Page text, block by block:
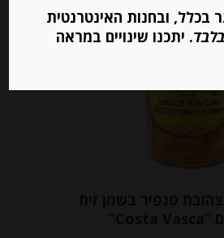
בכלל, ובחנות האינטרנטית
. יתכנו שינויים במראה